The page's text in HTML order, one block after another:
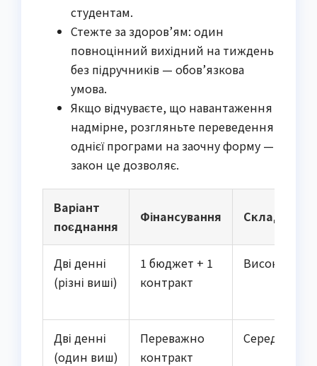
студентам.
Стежте за здоров’ям: один
повноцінний вихідний на тиждень
без підручників — обов’язкова
умова.
Якщо відчуваєте, що навантаження
надмірне, розгляньте переведення
однієї програми на заочну форму —
закон це дозволяє.
Варіант
поєднання
Фінансування Складність
Дві денні
(різні виші)
1 бюджет + 1
контракт
Висока
Дві денні
(один виш)
Переважно
контракт
Середня